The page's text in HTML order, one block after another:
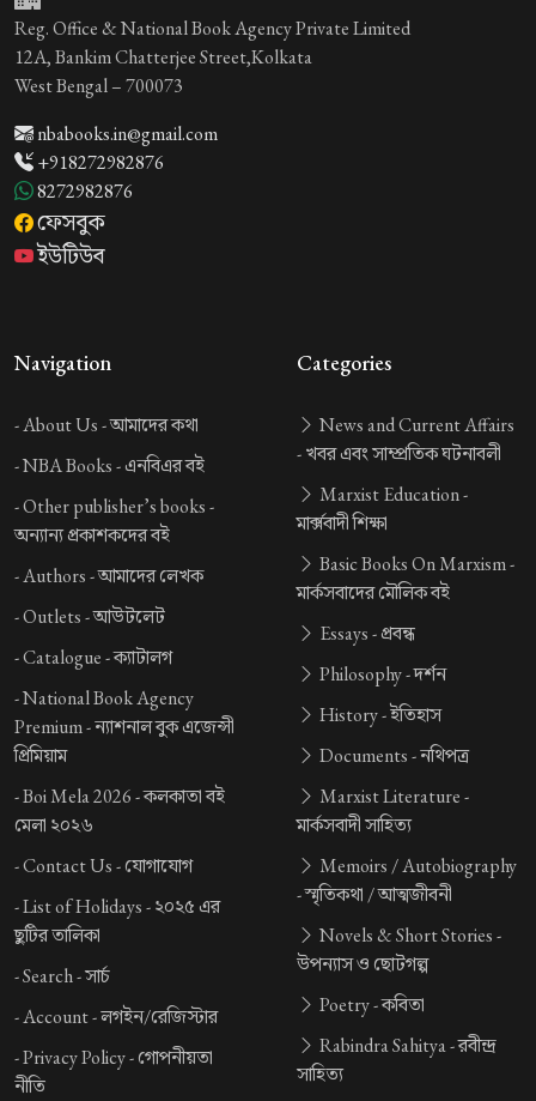
Reg. Office & National Book Agency Private Limited
12A, Bankim Chatterjee Street,Kolkata
West Bengal – 700073
nbabooks.in@gmail.com
+918272982876
8272982876
ফেসবুক
ইউটিউব
Navigation
-About Us -আমাদের কথা
-NBA Books -এনবিএর বই
-Other publisher’s books -
অন্যান্য প্রকাশকদের বই
-Authors -আমাদের লেখক
-Outlets -আউটলেট
-Catalogue -ক্যাটালগ
-National Book Agency
Premium -ন্যাশনাল বুক এজেন্সী
প্রিমিয়াম
-Boi Mela 2026 -কলকাতা বই
মেলা ২০২৬
-Contact Us -যোগাযোগ
-List of Holidays -২০২৫ এর
ছুটির তালিকা
-Search -সার্চ
-Account -লগইন/রেজিস্টার
-Privacy Policy -গোপনীয়তা
নীতি
Categories
News and Current Affairs
-খবর এবং সাম্প্রতিক ঘটনাবলী
Marxist Education -
মার্ক্সবাদী শিক্ষা
Basic Books On Marxism -
মার্কসবাদের মৌলিক বই
Essays -প্রবন্ধ
Philosophy -দর্শন
History -ইতিহাস
Documents -নথিপত্র
Marxist Literature -
মার্কসবাদী সাহিত্য
Memoirs / Autobiography
-স্মৃতিকথা / আত্মজীবনী
Novels & Short Stories -
উপন্যাস ও ছোটগল্প
Poetry -কবিতা
Rabindra Sahitya -রবীন্দ্র
সাহিত্য